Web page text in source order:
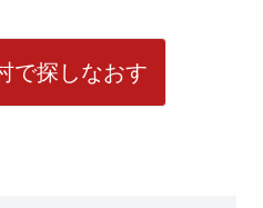
で探しなおす